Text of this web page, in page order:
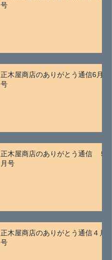
号
正木屋商店のありがとう通信6月
号
正木屋商店のありがとう通信 ５
月号
正木屋商店のありがとう通信４月
号